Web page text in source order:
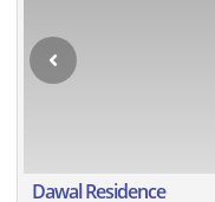
Dawal Residence